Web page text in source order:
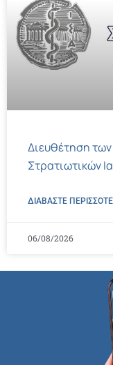
Διευθέτηση
Στρατιωτικών
ΔΙΑΒΑΣΤΕ
06/08/2026